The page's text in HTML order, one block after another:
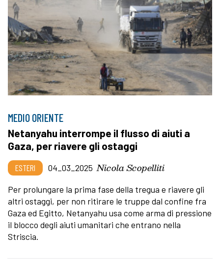
MEDIO ORIENTE
Netanyahu interrompe il flusso di aiuti a
Gaza, per riavere gli ostaggi
ESTERI 04_03_2025 Nicola Scopelliti
Per prolungare la prima fase della tregua e riavere gli
altri ostaggi, per non ritirare le truppe dal confine fra
Gaza ed Egitto, Netanyahu usa come arma di pressione
il blocco degli aiuti umanitari che entrano nella
Striscia.